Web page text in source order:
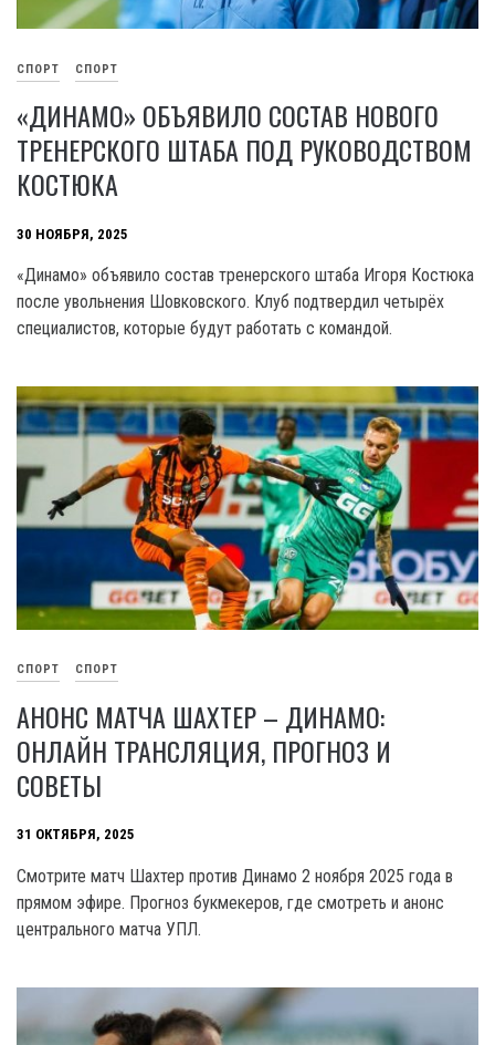
СПОРТ СПОРТ
«ДИНАМО» ОБЪЯВИЛО СОСТАВ НОВОГО
ТРЕНЕРСКОГО ШТАБА ПОД РУКОВОДСТВОМ
КОСТЮКА
30 НОЯБРЯ, 2025
«Динамо» объявило состав тренерского штаба Игоря Костюка
после увольнения Шовковского. Клуб подтвердил четырёх
специалистов, которые будут работать с командой.
СПОРТ СПОРТ
АНОНС МАТЧА ШАХТЕР – ДИНАМО:
ОНЛАЙН ТРАНСЛЯЦИЯ, ПРОГНОЗ И
СОВЕТЫ
31 ОКТЯБРЯ, 2025
Смотрите матч Шахтер против Динамо 2 ноября 2025 года в
прямом эфире. Прогноз букмекеров, где смотреть и анонс
центрального матча УПЛ.